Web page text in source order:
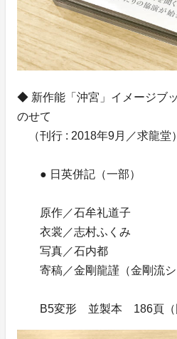
◆ 新作能「沖宮」イメージブ
のせて
（刊行 : 2018年9月／求龍堂）
● 日英併記（一部）
原作／石牟礼道子
衣裳／志村ふくみ
写真／石内都
寄稿／金剛龍謹（金剛流シ
B5変形 並製本 186頁（図